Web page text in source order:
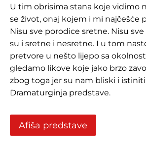
U tim obrisima stana koje vidimo
se život, onaj kojem i mi najčešće
Nisu sve porodice sretne. Nisu
su i sretne i nesretne. I u tom
pretvore u nešto lijepo sa
gledamo likove koje jako brzo
zbog toga jer su nam bliski i
Dramaturginja predstave.
Afiša predstave